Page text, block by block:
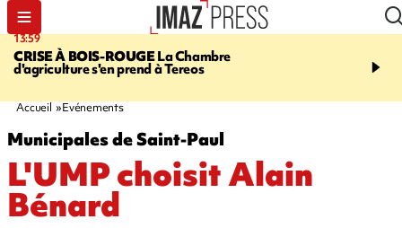
13:59
CRISE À BOIS-ROUGELa Chambre
d'agriculture s'en prend à Tereos
15:45
dix établissements ont
Accueil Evénements
Municipales de Saint-Paul
L'UMP choisit Alain
Bénard